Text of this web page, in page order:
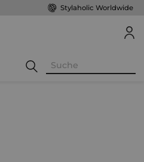
Stylaholic Worldwide